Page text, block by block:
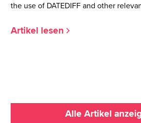
the use of DATEDIFF and other
Artikel lesen
Alle Artikel